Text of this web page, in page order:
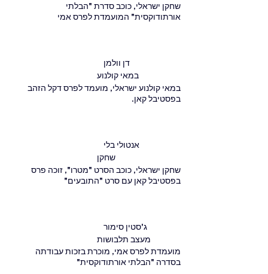
שחקן ישראלי, כוכב סדרת "הבלתי
אורתודוקסית" המועמדת לפרס אמי
דן וולמן
במאי קולנוע
במאי קולנוע ישראלי, מועמד לפרס דקל הזהב
בפסטיבל קאן.
אנטולי בלי
שחקן
שחקן ישראלי, כוכב הסרט "מטרו", זוכה פרס
בפסטיבל קאן עם סרט "התובעים"
ג'סטין סימור
מעצב תלבושות
מועמדת לפרס אמי, מוכרת בזכות עבודתה
בסדרה "הבלתי אורתודוקסית"